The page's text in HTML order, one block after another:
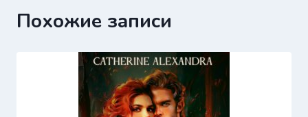
Похожие записи